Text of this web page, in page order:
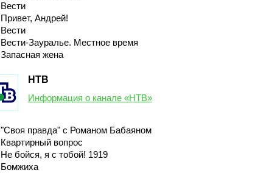
Вести
Привет, Андрей!
Вести
Вести-Зауралье. Местное время
Запасная жена
НТВ
Информация о канале «НТВ»
"Своя правда" с Романом Бабаяном
Квартирный вопрос
Не бойся, я с тобой! 1919
Бомжиха